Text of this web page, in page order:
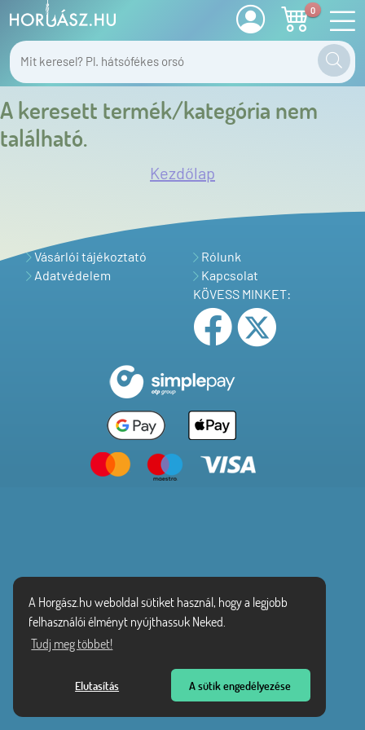
A Horgász.hu weboldal sütiket használ, hogy a legjobb
felhasználói élményt nyújthassuk Neked.
Tudj meg többet!
Elutasítás A sütik engedélyezése
0
A keresett termék/kategória nem
található.
Kezdőlap
Vásárlói tájékoztató
Adatvédelem
Rólunk
Kapcsolat
KÖVESS MINKET: